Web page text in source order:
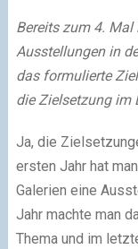
Bereits zum 4. Mal
Ausstellungen in
das formulierte
die Zielsetzung im
Ja, die
ersten Jahr hat
Galerien eine
Jahr machte man
Thema und im